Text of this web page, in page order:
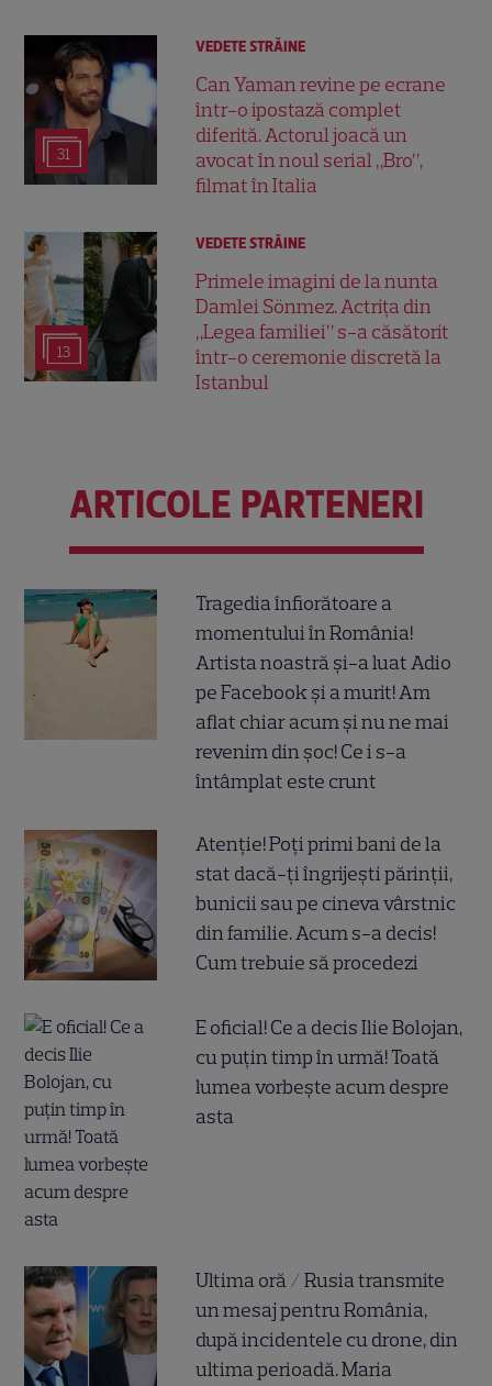
31
VEDETE STRĂINE
Can Yaman revine pe ecrane
într-o ipostază complet
diferită. Actorul joacă un
avocat în noul serial „Bro”,
filmat în Italia
13
VEDETE STRĂINE
Primele imagini de la nunta
Damlei Sönmez. Actrița din
„Legea familiei” s-a căsătorit
într-o ceremonie discretă la
Istanbul
ARTICOLE PARTENERI
Tragedia înfiorătoare a
momentului în România!
Artista noastră și-a luat Adio
pe Facebook și a murit! Am
aflat chiar acum și nu ne mai
revenim din șoc! Ce i s-a
întâmplat este crunt
Atenție! Poți primi bani de la
stat dacă-ți îngrijești părinții,
bunicii sau pe cineva vârstnic
din familie. Acum s-a decis!
Cum trebuie să procedezi
E oficial! Ce a decis Ilie Bolojan,
cu puțin timp în urmă! Toată
lumea vorbește acum despre
asta
Ultima oră / Rusia transmite
un mesaj pentru România,
după incidentele cu drone, din
ultima perioadă. Maria